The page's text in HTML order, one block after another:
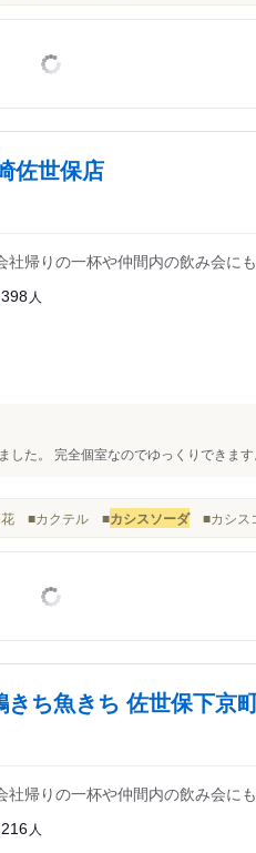
佐世保店
帰りの一杯や仲間内の飲み会にも
398 人
た。 完全個室なのでゆっくりできます
花 ■カクテル ■カシスソーダ■カシス
ち魚きち 佐世保下京
帰りの一杯や仲間内の飲み会にも
216 人